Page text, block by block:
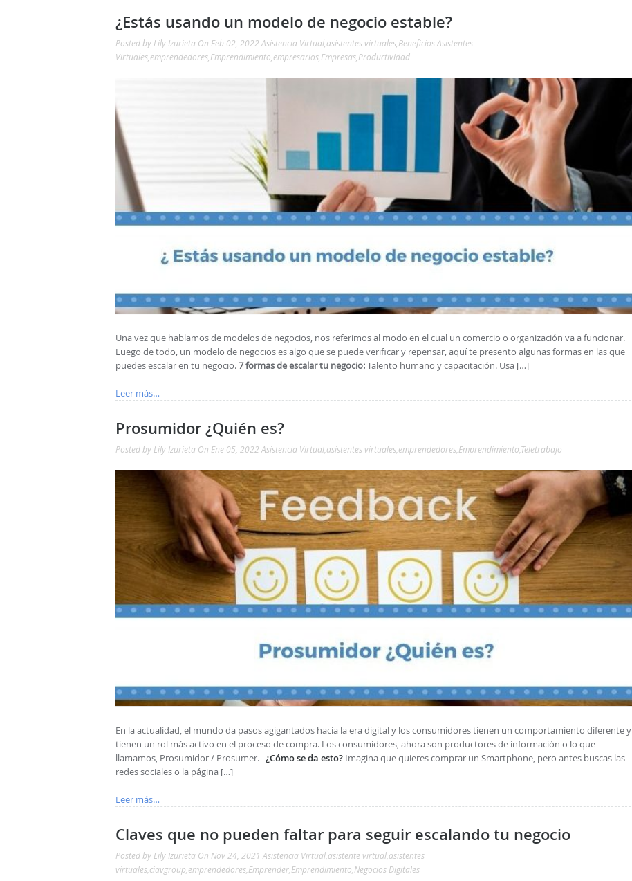
¿Estás usando un modelo de negocio estable?
Posted by Lily Izurieta On Feb 02, 2022 Asistencia Virtual asistentes virtuales Beneficios Asistentes
Virtuales emprendedores Emprendimiento empresarios Empresas Productividad
Una vez que hablamos de modelos de negocios, nos referimos al modo en el cual un comercio o organización va a funcionar.
Luego de todo, un modelo de negocios es algo que se puede verificar y repensar, aquí te presento algunas formas en las que
puedes escalar en tu negocio.7 formas de escalar tu negocio:Talento humano y capacitación. Usa […]
Leer más…
Prosumidor ¿Quién es?
Posted by Lily Izurieta On Ene 05, 2022 Asistencia Virtual asistentes virtuales emprendedores Emprendimiento Teletrabajo
En la actualidad, el mundo da pasos agigantados hacia la era digital y los consumidores tienen un comportamiento diferente y
tienen un rol más activo en el proceso de compra. Los consumidores, ahora son productores de información o lo que
llamamos, Prosumidor / Prosumer. ¿Cómo se da esto? Imagina que quieres comprar un Smartphone, pero antes buscas las
redes sociales o la página […]
Leer más…
Claves que no pueden faltar para seguir escalando tu negocio
Posted by Lily Izurieta On Nov 24, 2021 Asistencia Virtual asistente virtual asistentes
virtuales ciavgroup emprendedores Emprender Emprendimiento Negocios Digitales